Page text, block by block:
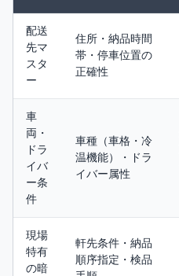
配送
先マ
スタ
ー
住所・納品時間
帯・停車位置の
正確性
車
両・
ドラ
イバ
ー条
件
車種（車格・冷
温機能）・ドラ
イバー属性
現場
特有
の暗
軒先条件・納品
順序指定・検品